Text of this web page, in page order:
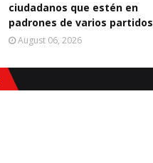
ciudadanos que estén en
padrones de varios partidos
August 06, 2026